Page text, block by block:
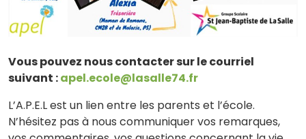
Vous pouvez nous contacter sur le courriel
suivant :apel.ecole@lasalle74.fr
L’A.P.E.L est un lien entre les parents et l’école.
N’hésitez pas à nous communiquer vos remarques,